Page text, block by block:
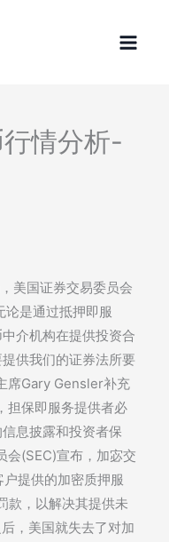
情分析-
美国证券交易委员会
论是通过抵押即服
介机构在提供投资合
供我们的证券法所要
席Gary Gensler补充
担保即服务提供者必
息披露和投资者保
会(SEC)宣布，加宓交
提供的加密质押服
款，以解决其提供未
，美国就失去了对加